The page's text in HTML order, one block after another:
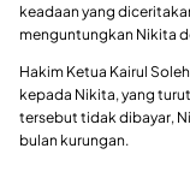
keadaan yang
menguntungkan Nikita
Hakim Ketua Kairul
kepada Nikita, yang
tersebut tidak dibayar,
bulan kurungan.